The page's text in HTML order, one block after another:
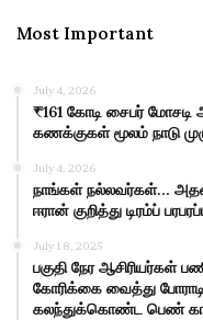
Most Important
July 4, 2026
₹161 கோடி சைபர் மோசடி
கணக்குகள் மூலம் நாடு
July 4, 2026
நாங்கள் நல்லவர்கள்…
ஈரான் குறித்து டிரம்ப்
July 18, 2025
பகுதி நேர ஆசிரியர்கள்
கோரிக்கை வைத்து
கலந்துக்கொண்ட பெண்